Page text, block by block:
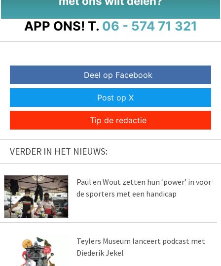
APP ONS! T. 06 - 574 71 321
Deel op Facebook
Post op X
Tip de redactie
VERDER IN HET NIEUWS:
Paul en Wout zetten hun ‘power’ in voor
de sporters met een handicap
Teylers Museum lanceert podcast met
Diederik Jekel